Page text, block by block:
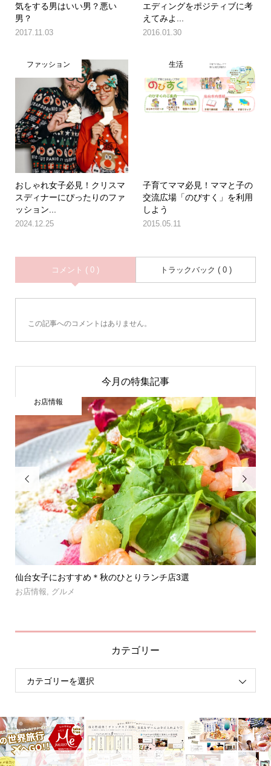
気をする男はいい男？悪い
男？
2017.11.03
エディングをポジティブに考
えてみよ...
2016.01.30
ファッション
おしゃれ女子必見！クリスマ
スディナーにぴったりのファ
ッション...
2024.12.25
生活
子育てママ必見！ママと子の
交流広場「のびすく」を利用
しよう
2015.05.11
コメント ( 0 ) トラックバック ( 0 )
この記事へのコメントはありません。
今月の特集記事

仙台女子におすすめ＊秋のひとりランチ店3選
お店情報, グルメ
お店情報

カテゴリー